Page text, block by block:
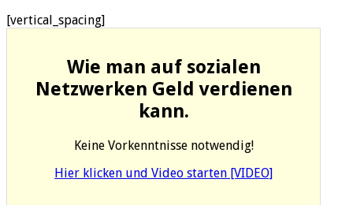
[vertical_spacing]
Wie man auf sozialen
Netzwerken Geld verdienen
kann.
Keine Vorkenntnisse notwendig!
Hier klicken und Video starten [VIDEO]